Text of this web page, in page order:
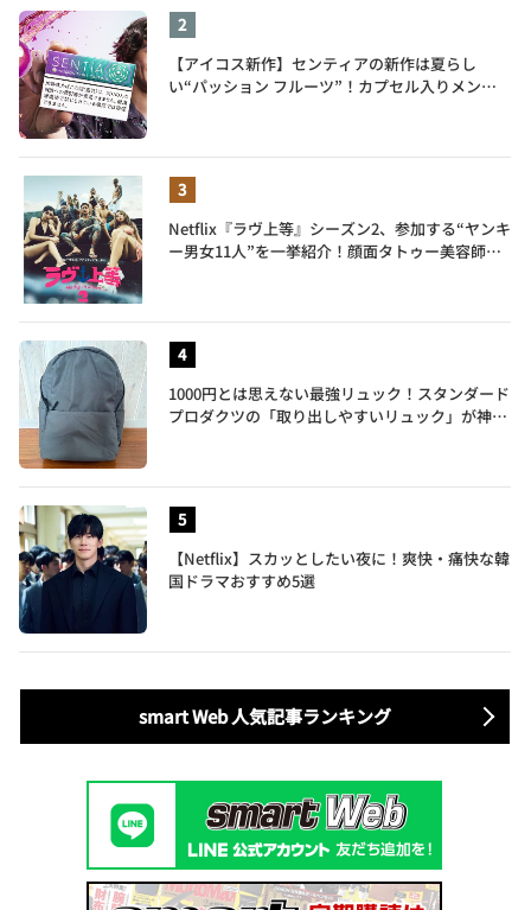
【アイコス新作】センティアの新作は夏らし
い“パッション フルーツ”！カプセル入りメンソ
Netflix『ラヴ上等』シーズン2、参加する“ヤンキ
ー男女11人”を一挙紹介！顔面タトゥー美容師、
1000円とは思えない最強リュック！スタンダード
プロダクツの「取り出しやすいリュック」が神す
【Netflix】スカッとしたい夜に！爽快・痛快な韓
国ドラマおすすめ5選
smart Web 人気記事ランキング